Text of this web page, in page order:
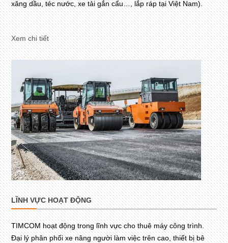
xăng dầu, téc nước, xe tải gắn cẩu…, lắp ráp tại Việt Nam).
Xem chi tiết
LĨNH VỰC HOẠT ĐỘNG
TIMCOM hoạt động trong lĩnh vực cho thuê máy công trình.
Đại lý phân phối xe nâng người làm việc trên cao, thiết bị bê